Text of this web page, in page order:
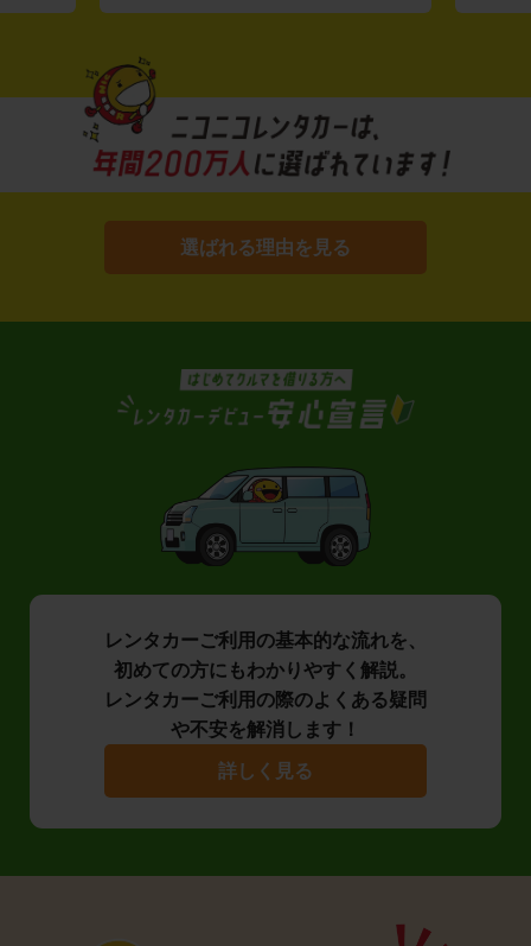
選ばれる理由を見る
レンタカーご利用の基本的な流れを、
初めての方にもわかりやすく解説。
レンタカーご利用の際のよくある疑問
や不安を解消します！
詳しく見る